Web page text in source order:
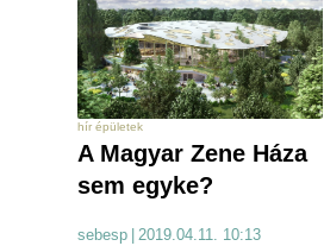
hír épületek
A Magyar Zene Háza
sem egyke?
sebesp | 2019.04.11. 10:13